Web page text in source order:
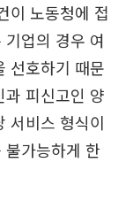
이 노동청에 접
업의 경우 여
선호하기 때문
피신고인 양
서비스 형식이
가능하게 한